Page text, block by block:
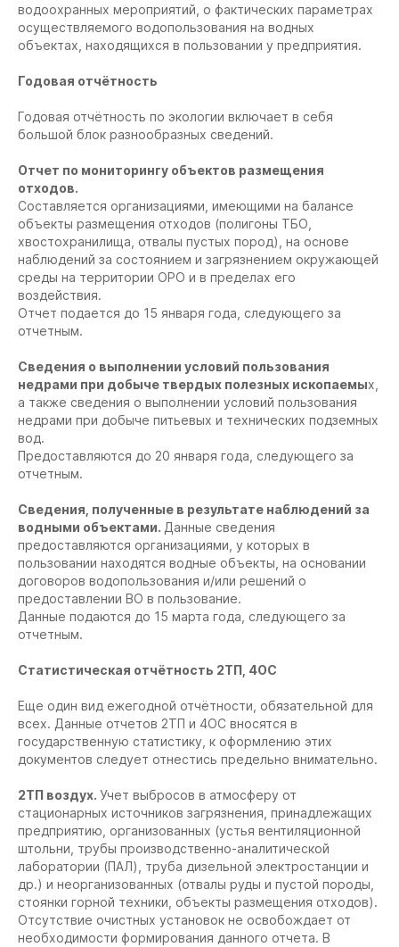
водоохранных мероприятий, о фактических параметрах
осуществляемого водопользования на водных
объектах, находящихся в пользовании у предприятия.
Годовая отчётность
Годовая отчётность по экологии включает в себя
большой блок разнообразных сведений.
Отчет по мониторингу объектов размещения
отходов.
Составляется организациями, имеющими на балансе
объекты размещения отходов (полигоны ТБО,
хвостохранилища, отвалы пустых пород), на основе
наблюдений за состоянием и загрязнением окружающей
среды на территории ОРО и в пределах его
воздействия.
Отчет подается до 15 января года, следующего за
отчетным.
Сведения о выполнении условий пользования
недрами при добыче твердых полезных ископаемых,
а также сведения о выполнении условий пользования
недрами при добыче питьевых и технических подземных
вод.
Предоставляются до 20 января года, следующего за
отчетным.
Сведения, полученные в результате наблюдений за
водными объектами. Данные сведения
предоставляются организациями, у которых в
пользовании находятся водные объекты, на основании
договоров водопользования и/или решений о
предоставлении ВО в пользование.
Данные подаются до 15 марта года, следующего за
отчетным.
Статистическая отчётность 2ТП, 4ОС
Еще один вид ежегодной отчётности, обязательной для
всех. Данные отчетов 2ТП и 4ОС вносятся в
государственную статистику, к оформлению этих
документов следует отнестись предельно внимательно.
2ТП воздух. Учет выбросов в атмосферу от
стационарных источников загрязнения, принадлежащих
предприятию, организованных (устья вентиляционной
штольни, трубы производственно-аналитической
лаборатории (ПАЛ), труба дизельной электростанции и
др.) и неорганизованных (отвалы руды и пустой породы,
стоянки горной техники, объекты размещения отходов).
Отсутствие очистных установок не освобождает от
необходимости формирования данного отчета. В